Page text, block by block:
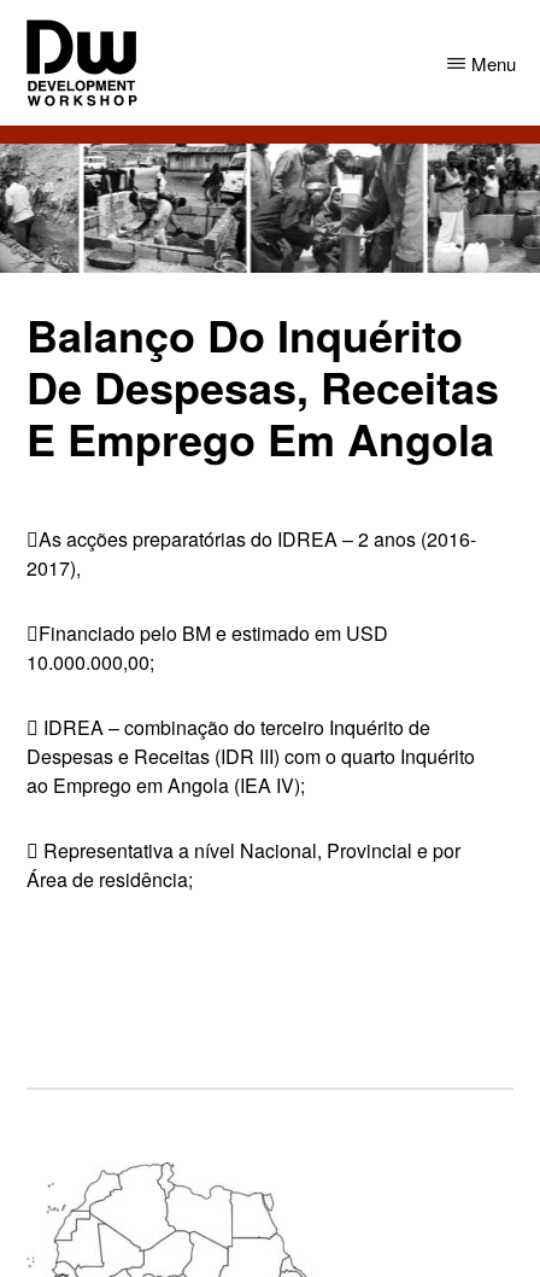
Skip
main
content
Skip
primary
sidebar
DW
Angola
Development
Workshop
Angola
Menu
Balanço Do Inquérito
De Despesas, Receitas
E Emprego Em Angola
As acções preparatórias do IDREA – 2 anos (2016-
2017),
Financiado pelo BM e estimado em USD
10.000.000,00;
 IDREA – combinação do terceiro Inquérito de
Despesas e Receitas (IDR III) com o quarto Inquérito
ao Emprego em Angola (IEA IV);
 Representativa a nível Nacional, Provincial e por
Área de residência;
Primary
Sidebar